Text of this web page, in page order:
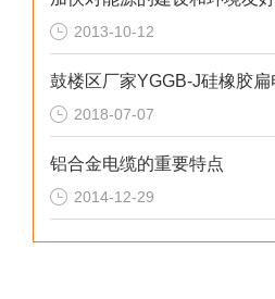
2013-10-12
鼓楼区厂家YGGB-J硅橡胶
2018-07-07
铝合金电缆的重要特点
2014-12-29